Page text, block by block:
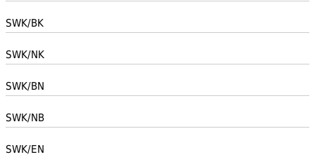
SWK/BK
SWK/NK
SWK/BN
SWK/NB
SWK/EN